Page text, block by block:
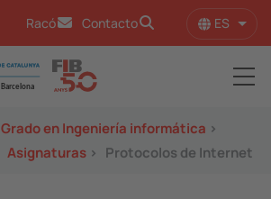
Racó Contacto ES
Grado en Ingeniería informática >
Asignaturas > Protocolos de Internet